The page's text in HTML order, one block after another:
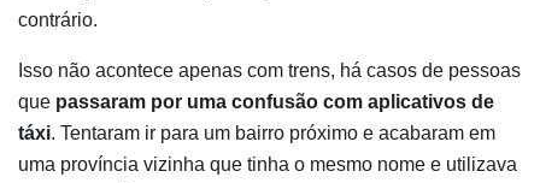
contrário.
Isso não acontece apenas com trens, há casos de pessoas
que passaram por uma confusão com aplicativos de
táxi. Tentaram ir para um bairro próximo e acabaram em
uma província vizinha que tinha o mesmo nome e utilizava